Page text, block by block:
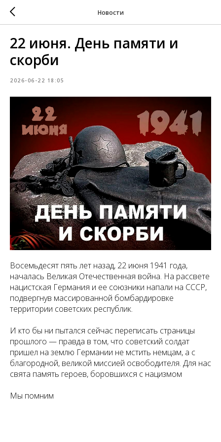
Новости
22 июня. День памяти и
скорби
2026-06-22 18:05
Восемьдесят пять лет назад, 22 июня 1941 года,
началась Великая Отечественная война. На рассвете
нацистская Германия и ее союзники напали на СССР,
подвергнув массированной бомбардировке
территории советских республик.
И кто бы ни пытался сейчас переписать страницы
прошлого — правда в том, что советский солдат
пришел на землю Германии не мстить немцам, а с
благородной, великой миссией освободителя. Для нас
свята память героев, боровшихся с нацизмом
Мы помним